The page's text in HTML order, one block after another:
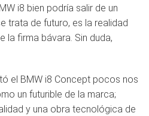
i8 bien podría salir de un
trata de futuro, es la realidad
la firma bávara. Sin duda,
el BMW i8 Concept pocos nos
un futurible de la marca;
y una obra tecnológica de